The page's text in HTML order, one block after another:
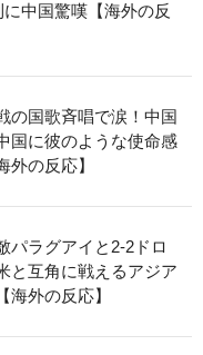
ラジル戦初勝利に中
の国歌斉唱で涙！中国
国に彼のような使命感
外の反応】
パラグアイと2-2ドロ
と互角に戦えるアジア
外の反応】